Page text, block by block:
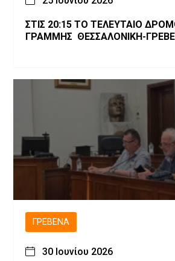
ΣΤΙΣ 20:15 ΤΟ ΤΕΛΕΥΤΑΙΟ
ΓΡΑΜΜΗΣ ΘΕΣΣΑΛΟΝΙΚΗ-
ΓΡΕΒΕΝΆ
30 Ιουνίου 2026